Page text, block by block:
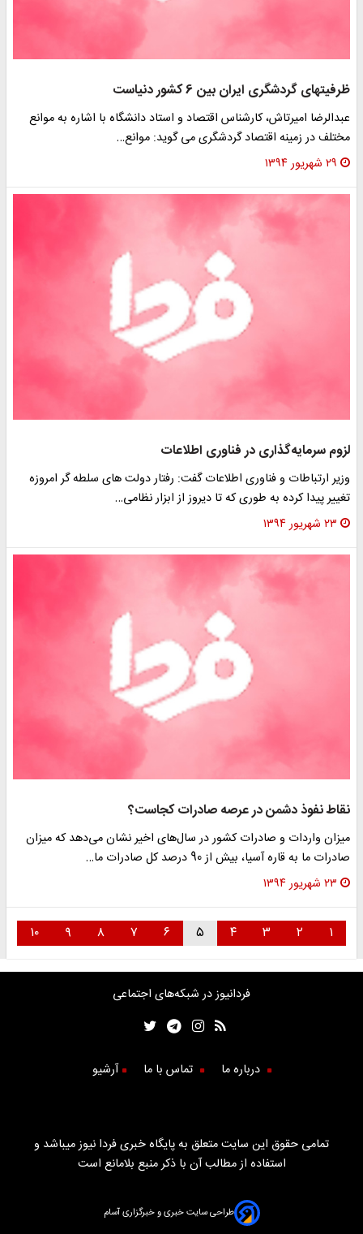
ظرفیتهای گردشگری ایران بین 6 کشور دنیاست
عبدالرضا امیرتاش، کارشناس اقتصاد و استاد دانشگاه با اشاره به موانع
مختلف در زمینه اقتصاد گردشگری می گوید: موانع…
۲۹ شهریور ۱۳۹۴
لزوم سرمایه‌گذاری در فناوری اطلاعات
وزیر ارتباطات و فناوری اطلاعات گفت: رفتار دولت های سلطه گر امروزه
تغییر پیدا کرده به طوری که تا دیروز از ابزار نظامی…
۲۳ شهریور ۱۳۹۴
نقاط نفوذ دشمن در عرصه‌ صادرات کجاست؟
میزان واردات و صادرات کشور در سال‌های اخیر نشان می‌دهد که میزان
صادرات ما به قاره‌ آسیا، بیش از 90 درصد کل صادرات ما…
۲۳ شهریور ۱۳۹۴
۱ ۲ ۳ ۴ ۵ ۶ ۷ ۸ ۹ ۱۰
فردانیوز در شبکه‌های اجتماعی
درباره ما تماس با ما آرشیو
تمامی حقوق این سایت متعلق به پایگاه خبری فردا نیوز میباشد و
استفاده از مطالب آن با ذکر منبع بلامانع است
طراحی سایت خبری و خبرگزاری آسام